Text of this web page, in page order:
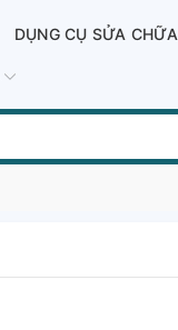
DỤNG CỤ SỬA CHỮA